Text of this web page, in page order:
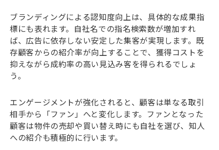
ブランディングによる認知度向上は、具体的な成果指
標にも表れます。自社名での指名検索数が増加すれ
ば、広告に依存しない安定した集客が実現します。既
存顧客からの紹介率が向上することで、獲得コストを
抑えながら成約率の高い見込み客を得られるでしょ
う。
エンゲージメントが強化されると、顧客は単なる取引
相手から「ファン」へと変化します。ファンとなった
顧客は物件の売却や買い替え時にも自社を選び、知人
への紹介も積極的に行います。